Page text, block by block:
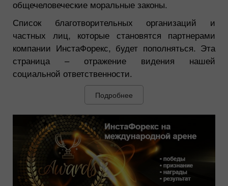
общечеловеческие моральные законы.
Список благотворительных организаций и
частных лиц, которые становятся партнерами
компании ИнстаФорекс, будет пополняться. Эта
страница – отражение видения нашей
социальной ответственности.
Подробнее